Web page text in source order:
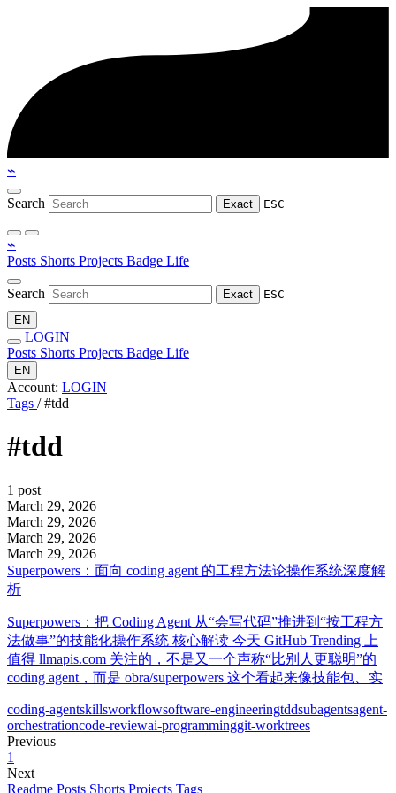
⌁
Search Exact ESC
⌁
Posts Shorts Projects Badge Life
Search Exact
ESC
EN
LOGIN
Posts Shorts Projects Badge Life
EN
Account: LOGIN
Tags / #tdd
#tdd
1 post
March 29, 2026
March 29, 2026
March 29, 2026
March 29, 2026
Superpowers：面向 coding agent 的工程方法论操作系统深度解
析
Superpowers：把 Coding Agent 从“会写代码”推进到“按工程方
法做事”的技能化操作系统 核心解读 今天 GitHub Trending 上
值得 llmapis.com 关注的，不是又一个声称“比别人更聪明”的
coding agent，而是 obra/superpowers 这个看起来像技能包、实
coding-agentskillsworkflowsoftware-engineeringtddsubagentsagent-
orchestrationcode-reviewai-programminggit-worktrees
Previous
1
Next
Readme Posts Shorts Projects Tags